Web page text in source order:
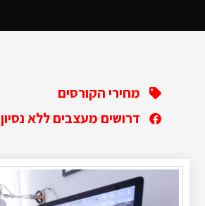
מחירי הקורסים
דרושים מעצבים ללא נסיון